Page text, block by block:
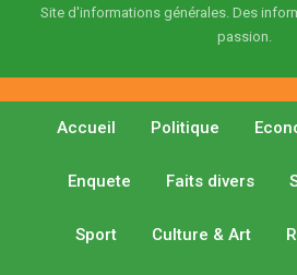
Site d'informations générales. Des
passion.
Accueil Politique
Enquete Faits divers
Sport Culture & Art